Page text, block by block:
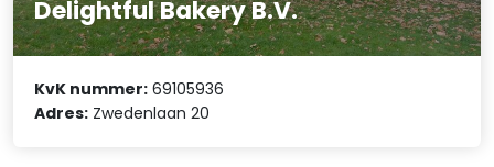
Delightful Bakery B.V.
KvK nummer: 69105936
Adres: Zwedenlaan 20